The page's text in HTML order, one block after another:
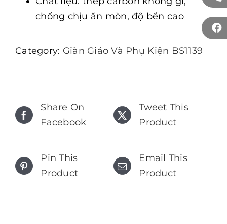
chống chịu ăn mòn, độ bền cao
Category: Giàn Giáo Và Phụ Kiện BS1139
Share On
Facebook
Tweet This
Product
Pin This
Product
Email This
Product